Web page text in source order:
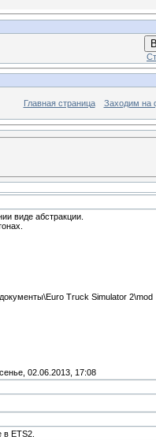
Главная страница Заходим на
виде абстракции.
Truck Simulator 2\mod
02.06.2013, 17:08
ETS2.